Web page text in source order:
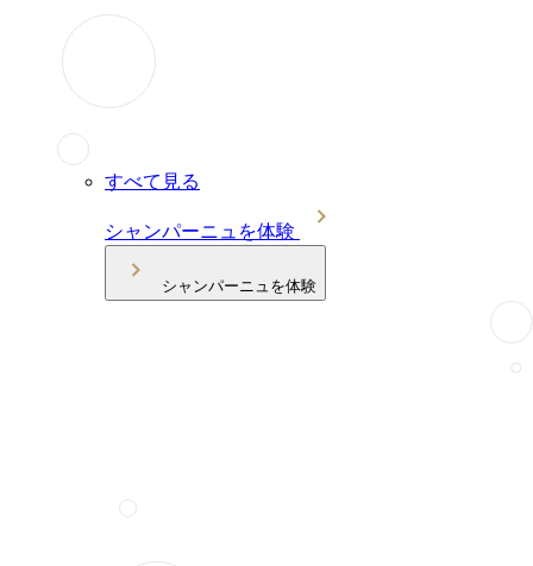
すべて見る
シャンパーニュを体験
シャンパーニュを体験